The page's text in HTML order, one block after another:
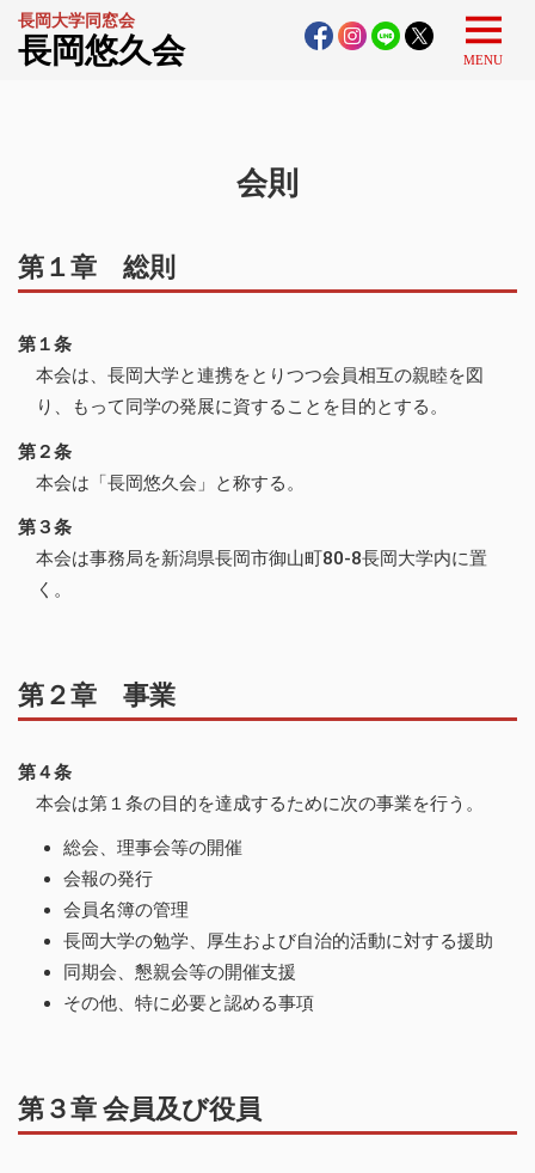
長岡大学同窓会
長岡悠久会 MENU
会則
第１章 総則
第１条
本会は、長岡大学と連携をとりつつ会員相互の親睦を図
り、もって同学の発展に資することを目的とする。
第２条
本会は「長岡悠久会」と称する。
第３条
本会は事務局を新潟県長岡市御山町80-8長岡大学内に置
く。
第２章 事業
第４条
本会は第１条の目的を達成するために次の事業を行う。
総会、理事会等の開催
会報の発行
会員名簿の管理
長岡大学の勉学、厚生および自治的活動に対する援助
同期会、懇親会等の開催支援
その他、特に必要と認める事項
第３章 会員及び役員